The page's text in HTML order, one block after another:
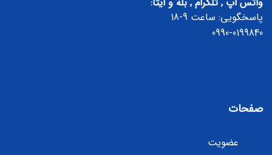
پاسخگویی: ساعت 9-18
0990-0199840
صفحات
عضویت